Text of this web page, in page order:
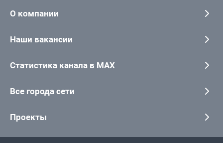
О компании
Наши вакансии
Статистика канала в MAX
Все города сети
Проекты